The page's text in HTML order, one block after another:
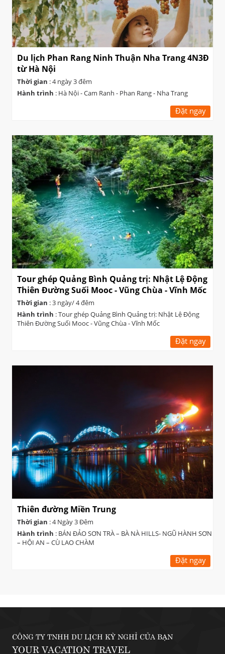
Du lịch Phan Rang Ninh Thuận Nha Trang 4N3Đ
từ Hà Nội
Thời gian : 4 ngày 3 đêm
Hành trình : Hà Nội - Cam Ranh - Phan Rang - Nha Trang
Đặt ngay
Tour ghép Quảng Bình Quảng trị: Nhật Lệ Động
Thiên Đường Suối Mooc - Vũng Chùa - Vĩnh Mốc
Thời gian : 3 ngày/ 4 đêm
Hành trình : Tour ghép Quảng Bình Quảng trị: Nhật Lệ Động
Thiên Đường Suối Mooc - Vũng Chùa - Vĩnh Mốc
Đặt ngay
Thiên đường Miền Trung
Thời gian : 4 Ngày 3 Đêm
Hành trình : BÁN ĐẢO SƠN TRÀ – BÀ NÀ HILLS- NGŨ HÀNH SƠN
– HỘI AN – CÙ LAO CHÀM
Đặt ngay
CÔNG TY TNHH DU LỊCH KỲ NGHỈ CỦA BẠN
YOUR VACATION TRAVEL